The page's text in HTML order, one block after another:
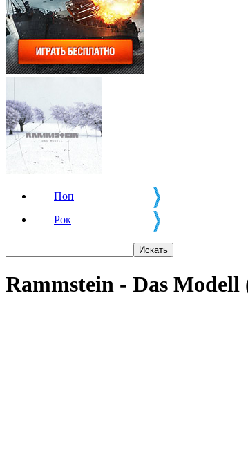
Поп
Рок
Rammstein - Das Modell